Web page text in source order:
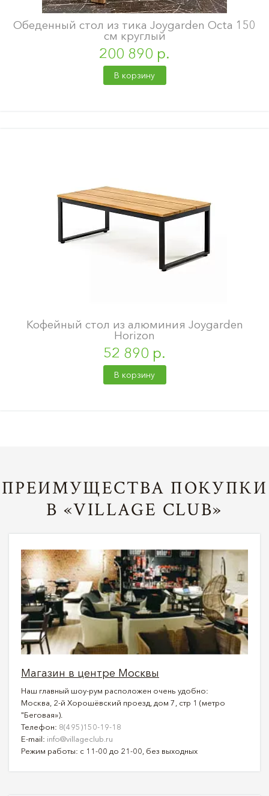
Обеденный стол из тика Joygarden Octa 150
см круглый
200 890 р.
В корзину
Кофейный стол из алюминия Joygarden
Horizon
52 890 р.
В корзину
ПРЕИМУЩЕСТВА ПОКУПКИ
В «VILLAGE CLUB»
Магазин в центре Москвы
Наш главный шоу-рум расположен очень удобно:
Москва, 2-й Хорошёвский проезд, дом 7, стр 1 (метро
"Беговая»).
Телефон: 8(495)150-19-18
E-mail: info@villageclub.ru
Режим работы: с 11-00 до 21-00, без выходных